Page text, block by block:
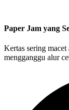
Paper Jam yang
Kertas sering
mengganggu alur